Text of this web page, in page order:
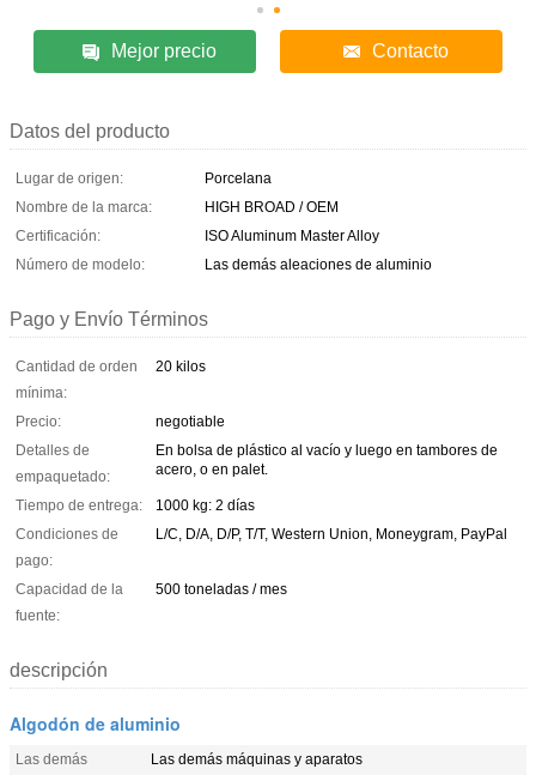
Mejor precio Contacto
Datos del producto
Lugar de origen:
Porcelana
Nombre de la marca:
HIGH BROAD / OEM
Certificación:
ISO Aluminum Master Alloy
Número de modelo:
Las demás aleaciones de aluminio
Pago y Envío Términos
Cantidad de orden
mínima:
20 kilos
Precio:
negotiable
Detalles de
empaquetado:
En bolsa de plástico al vacío y luego en tambores de
acero, o en palet.
Tiempo de entrega:
1000 kg: 2 días
Condiciones de
pago:
L/C, D/A, D/P, T/T, Western Union, Moneygram, PayPal
Capacidad de la
fuente:
500 toneladas / mes
descripción
Algodón de aluminio
Las demás
Las demás máquinas y aparatos